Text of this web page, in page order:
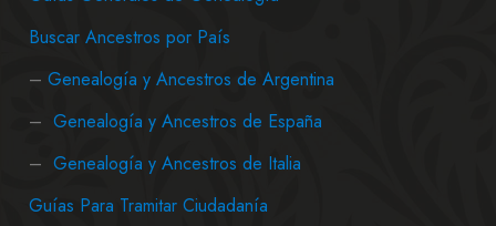
Buscar Ancestros por País
– Genealogía y Ancestros de Argentina
– Genealogía y Ancestros de España
– Genealogía y Ancestros de Italia
Guías Para Tramitar Ciudadanía